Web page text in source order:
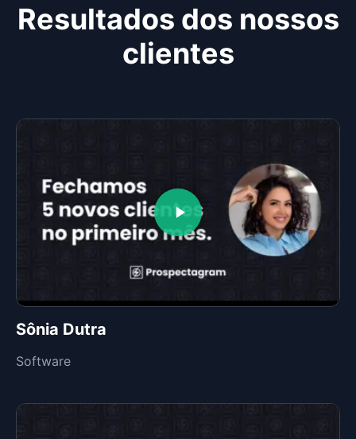
Resultados dos nossos
clientes
Sônia Dutra
Software